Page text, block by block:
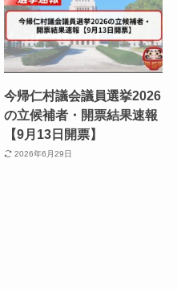
今帰仁村議会議員選挙2026
の立候補者・開票結果速報
【9月13日開票】
2026年6月29日